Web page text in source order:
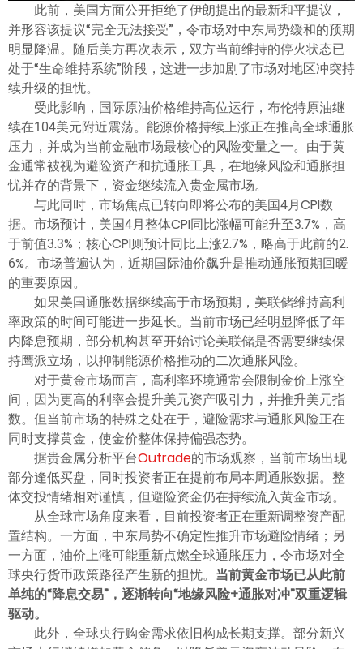
此前，美国方面公开拒绝了伊朗提出的最新和平提议，
并形容该提议“完全无法接受”，令市场对中东局势缓和的预期
明显降温。随后美方再次表示，双方当前维持的停火状态已
处于“生命维持系统”阶段，这进一步加剧了市场对地区冲突持
续升级的担忧。
受此影响，国际原油价格维持高位运行，布伦特原油继
续在104美元附近震荡。能源价格持续上涨正在推高全球通胀
压力，并成为当前金融市场最核心的风险变量之一。由于黄
金通常被视为避险资产和抗通胀工具，在地缘风险和通胀担
忧并存的背景下，资金继续流入贵金属市场。
与此同时，市场焦点已转向即将公布的美国4月CPI数
据。市场预计，美国4月整体CPI同比涨幅可能升至3.7%，高
于前值3.3%；核心CPI则预计同比上涨2.7%，略高于此前的2.
6%。市场普遍认为，近期国际油价飙升是推动通胀预期回暖
的重要原因。
如果美国通胀数据继续高于市场预期，美联储维持高利
率政策的时间可能进一步延长。当前市场已经明显降低了年
内降息预期，部分机构甚至开始讨论美联储是否需要继续保
持鹰派立场，以抑制能源价格推动的二次通胀风险。
对于黄金市场而言，高利率环境通常会限制金价上涨空
间，因为更高的利率会提升美元资产吸引力，并推升美元指
数。但当前市场的特殊之处在于，避险需求与通胀风险正在
同时支撑黄金，使金价整体保持偏强态势。
据贵金属分析平台Outrade的市场观察，当前市场出现
部分逢低买盘，同时投资者正在提前布局本周通胀数据。整
体交投情绪相对谨慎，但避险资金仍在持续流入黄金市场。
从全球市场角度来看，目前投资者正在重新调整资产配
置结构。一方面，中东局势不确定性推升市场避险情绪；另
一方面，油价上涨可能重新点燃全球通胀压力，令市场对全
球央行货币政策路径产生新的担忧。 当前黄金市场已从此前
单纯的“降息交易”，逐渐转向“地缘风险+通胀对冲”双重逻辑
驱动。
此外，全球央行购金需求依旧构成长期支撑。部分新兴